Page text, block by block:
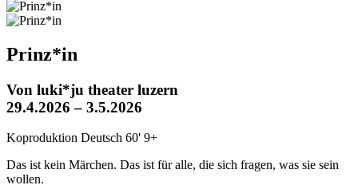
Prinz*in
Von luki*ju theater luzern
29.4.2026 – 3.5.2026
Koproduktion Deutsch 60' 9+
Das ist kein Märchen. Das ist für alle, die sich fragen, was sie sein
wollen.